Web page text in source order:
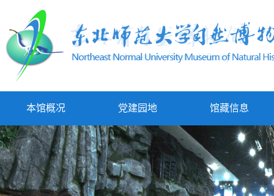
本馆概况 党建园地 馆藏信息